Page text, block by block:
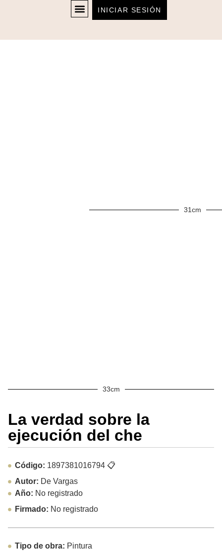
INICIAR SESIÓN
33cm
31cm
La verdad sobre la
ejecución del che
Código: 1897381016794📋
Autor: De Vargas
Año: No registrado
Firmado: No registrado
Tipo de obra: Pintura